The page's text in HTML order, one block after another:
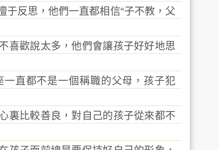
思，他們一直都相信“子不教，父
說太多，他們會讓孩子好好地思
都不是一個稱職的父母，孩子犯
較善良，對自己的孩子從來都不